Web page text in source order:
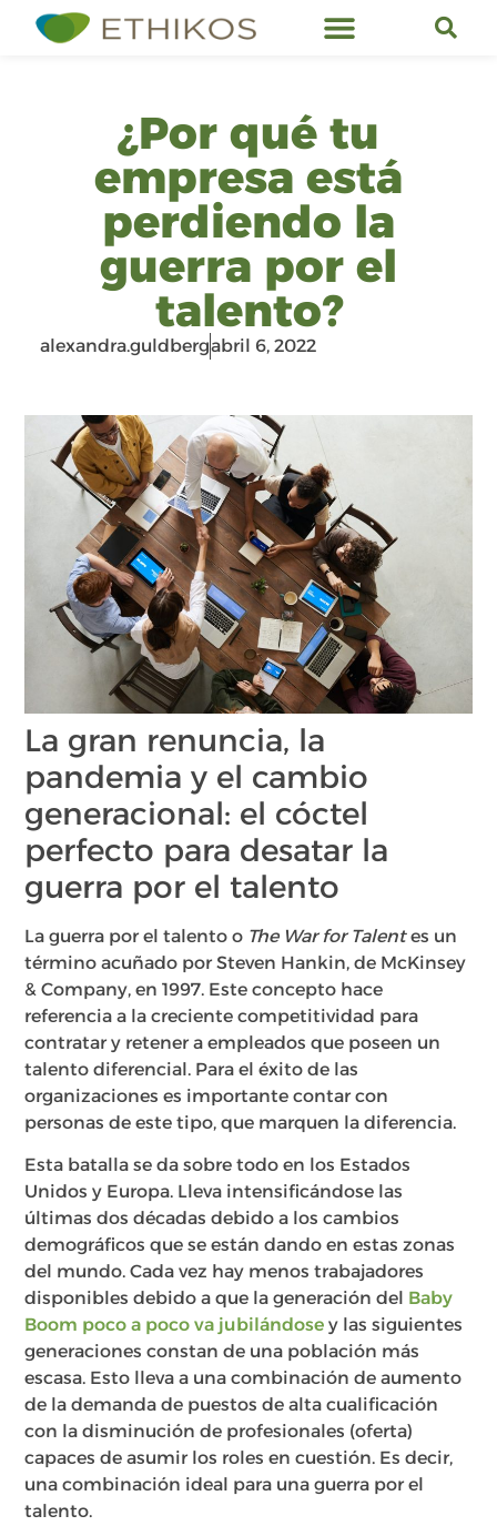
¿Por qué tu
empresa está
perdiendo la
guerra por el
talento?
alexandra.guldbergabril 6, 2022
La gran renuncia, la
pandemia y el cambio
generacional: el cóctel
perfecto para desatar la
guerra por el talento
La guerra por el talento o The War for Talentes un
término acuñado por Steven Hankin, de McKinsey
& Company, en 1997. Este concepto hace
referencia a la creciente competitividad para
contratar y retener a empleados que poseen un
talento diferencial. Para el éxito de las
organizaciones es importante contar con
personas de este tipo, que marquen la diferencia.
Esta batalla se da sobre todo en los Estados
Unidos y Europa. Lleva intensificándose las
últimas dos décadas debido a los cambios
demográficos que se están dando en estas zonas
del mundo. Cada vez hay menos trabajadores
disponibles debido a que la generación del Baby
Boom poco a poco va jubilándose y las siguientes
generaciones constan de una población más
escasa. Esto lleva a una combinación de aumento
de la demanda de puestos de alta cualificación
con la disminución de profesionales (oferta)
capaces de asumir los roles en cuestión. Es decir,
una combinación ideal para una guerra por el
talento.